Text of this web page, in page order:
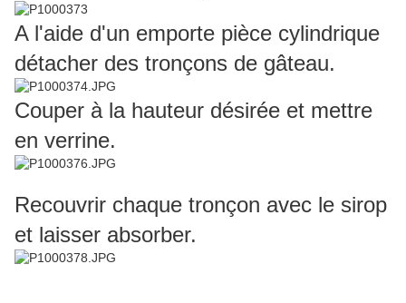
A l'aide d'un emporte pièce cylindrique
détacher des tronçons de gâteau.
Couper à la hauteur désirée et mettre
en verrine.
Recouvrir chaque tronçon avec le sirop
et laisser absorber.